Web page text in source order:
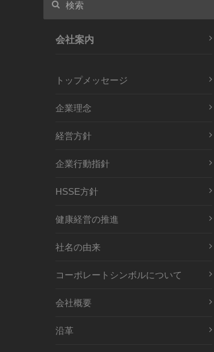
会社案内
トップメッセージ
企業理念
経営方針
企業行動指針
HSSE方針
健康経営の推進
社名の由来
コーポレートシンボルについて
会社概要
沿革